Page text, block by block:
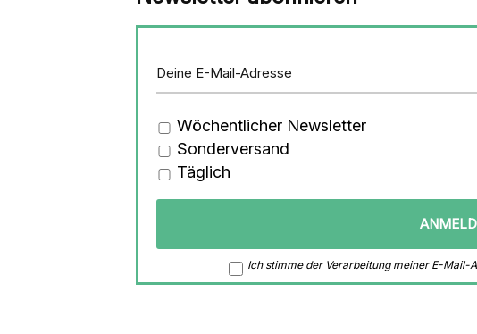
Wöchentlicher Newsletter
Sonderversand
Täglich
Ich stimme der Verarbeitung meiner E-Mail-